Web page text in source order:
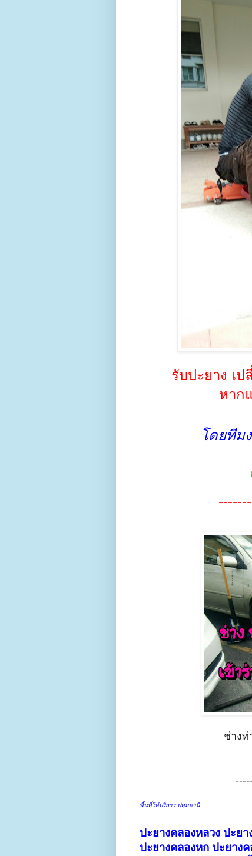
รับปะยาง เ
หาก
โดยทีม
ช่างท่
พื้นที่ให้บริการ ปทุมธานี
ปะยางคลองหลวง ปะยา
ปะยางคลองหก ปะยาง